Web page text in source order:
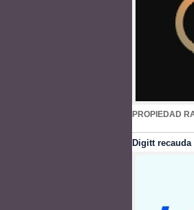
PROPIEDAD
Digitt